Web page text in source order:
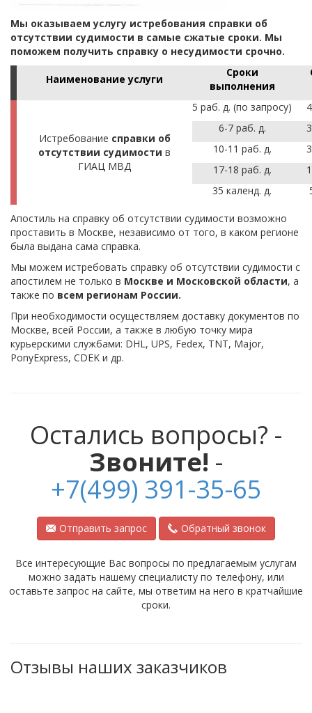
Мы оказываем услугу истребования справки об
отсутствии судимости в самые сжатые сроки. Мы
поможем получить справку о несудимости срочно.
Наименование услуги
Сроки
выполнения
Истребование справки об
отсутствии судимости в
ГИАЦ МВД
5 раб. д. (по запросу)
6-7 раб. д.
10-11 раб. д.
17-18 раб. д.
35 календ. д.
Апостиль на справку об отсутствии судимости возможно
проставить в Москве, независимо от того, в каком регионе
была выдана сама справка.
Мы можем истребовать справку об отсутствии судимости с
апостилем не только в Москве и Московской области, а
также по всем регионам России.
При необходимости осуществляем доставку документов по
Москве, всей России, а также в любую точку мира
курьерскими службами: DHL, UPS, Fedex, TNT, Major,
PonyExpress, CDEK и др.
Остались вопросы? -
Звоните! -
+7(499) 391-35-65
Отправить запрос Обратный звонок
Все интересующие Вас вопросы по предлагаемым услугам
можно задать нашему специалисту по телефону, или
оставьте запрос на сайте, мы ответим на него в кратчайшие
сроки.
Отзывы наших заказчиков